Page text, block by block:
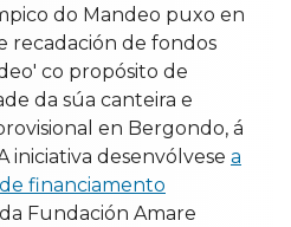
do Mandeo puxo en
recadación de fondos
co propósito de
da súa canteira e
en Bergondo, á
iniciativa desenvólvese a
financiamento
Fundación Amare